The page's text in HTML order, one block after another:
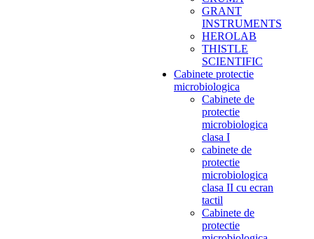
GRANT
INSTRUMENTS
HEROLAB
THISTLE
SCIENTIFIC
Cabinete protectie
microbiologica
Cabinete de
protectie
microbiologica
clasa I
cabinete de
protectie
microbiologica
clasa II cu ecran
tactil
Cabinete de
protectie